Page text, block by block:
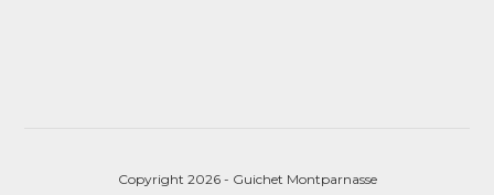
Copyright 2026 - Guichet Montparnasse